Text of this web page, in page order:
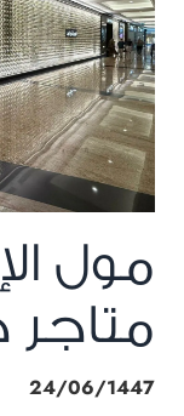
مول
24/06/1447